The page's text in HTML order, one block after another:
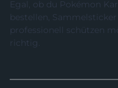
Egal, ob du Pokémon
bestellen,
professionell schützen
richtig.